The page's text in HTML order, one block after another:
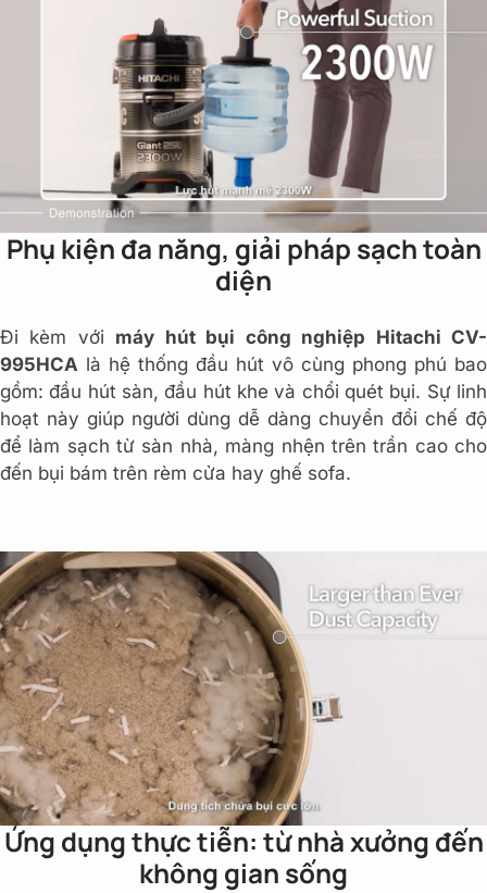
Phụ kiện đa năng, giải pháp sạch toàn
diện
Đi kèm với máy hút bụi công nghiệp Hitachi CV-
995HCA là hệ thống đầu hút vô cùng phong phú bao
gồm: đầu hút sàn, đầu hút khe và chổi quét bụi. Sự linh
hoạt này giúp người dùng dễ dàng chuyển đổi chế độ
để làm sạch từ sàn nhà, màng nhện trên trần cao cho
đến bụi bám trên rèm cửa hay ghế sofa.
Ứng dụng thực tiễn: từ nhà xưởng đến
không gian sống